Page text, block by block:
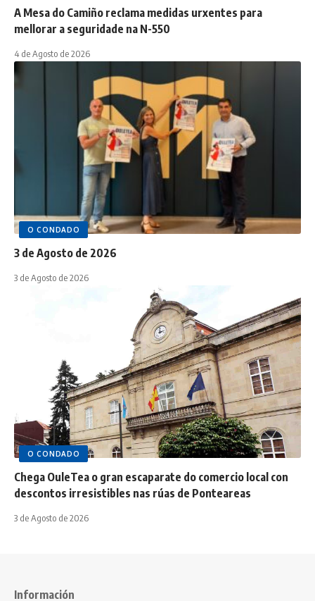
A Mesa do Camiño reclama medidas urxentes para
mellorar a seguridade na N-550
4 de Agosto de 2026
O CONDADO
3 de Agosto de 2026
3 de Agosto de 2026
O CONDADO
Chega OuleTea o gran escaparate do comercio local con
descontos irresistibles nas rúas de Ponteareas
3 de Agosto de 2026
Información